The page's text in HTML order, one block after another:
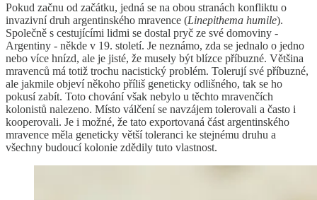
Pokud začnu od začátku, jedná se na obou stranách konfliktu o
invazivní druh argentinského mravence (Linepithema humile).
Společně s cestujícími lidmi se dostal pryč ze své domoviny -
Argentiny - někde v 19. století. Je neznámo, zda se jednalo o jedno
nebo více hnízd, ale je jisté, že musely být blízce příbuzné. Většina
mravenců má totiž trochu nacistický problém. Tolerují své příbuzné,
ale jakmile objeví někoho příliš geneticky odlišného, tak se ho
pokusí zabít. Toto chování však nebylo u těchto mravenčích
kolonistů nalezeno. Místo válčení se navzájem tolerovali a často i
kooperovali. Je i možné, že tato exportovaná část argentinského
mravence měla geneticky větší toleranci ke stejnému druhu a
všechny budoucí kolonie zdědily tuto vlastnost.